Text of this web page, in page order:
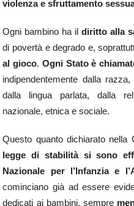
violenza e sfruttamento
Ogni bambino ha ildiritto alla
di povertà e degrado e,
al gioco. Ogni Stato è
indipendentemente dalla
dalla lingua parlata, dalla
nazionale, etnica e sociale.
Questo quanto dichiarato nella
legge di stabilità si sono
Nazionale per l’Infanzia e
cominciano già ad essere
dedicati ai bambini, sempre